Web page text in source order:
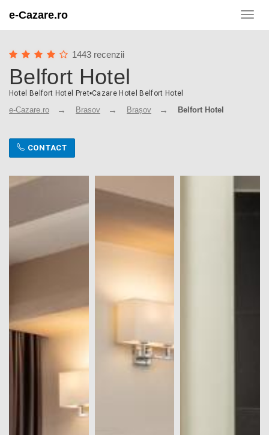
e-Cazare.ro
1443 recenzii
Belfort Hotel
Hotel Belfort Hotel Pret•Cazare Hotel Belfort Hotel
e-Cazare.ro Brasov Brașov Belfort Hotel
CONTACT